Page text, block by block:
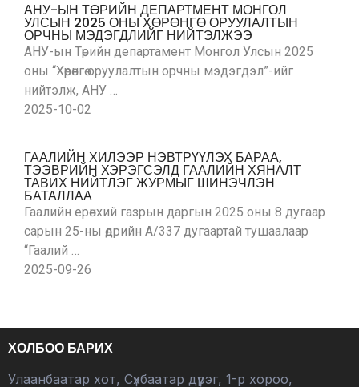
АНУ-ЫН ТӨРИЙН ДЕПАРТМЕНТ МОНГОЛ
УЛСЫН 2025 ОНЫ ХӨРӨНГӨ ОРУУЛАЛТЫН
ОРЧНЫ МЭДЭГДЛИЙГ НИЙТЭЛЖЭЭ
АНУ-ын Төрийн департамент Монгол Улсын 2025
оны “Хөрөнгө оруулалтын орчны мэдэгдэл”-ийг
нийтэлж, АНУ …
2025-10-02
ГААЛИЙН ХИЛЭЭР НЭВТРҮҮЛЭХ БАРАА,
ТЭЭВРИЙН ХЭРЭГСЭЛД ГААЛИЙН ХЯНАЛТ
ТАВИХ НИЙТЛЭГ ЖУРМЫГ ШИНЭЧЛЭН
БАТАЛЛАА
Гаалийн ерөнхий газрын даргын 2025 оны 8 дугаар
сарын 25-ны өдрийн А/337 дугаартай тушаалаар
“Гаалий …
2025-09-26
ХОЛБОО БАРИХ
Улаанбаатар хот, Сүхбаатар дүүрэг, 1-р хороо,